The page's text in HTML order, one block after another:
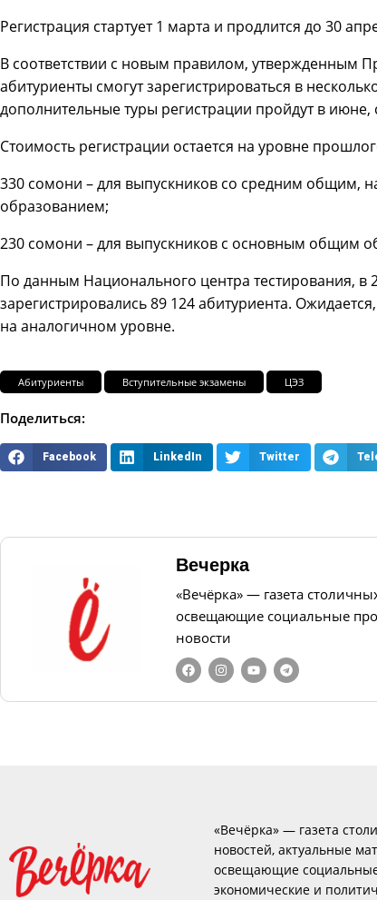
Регистрация стартует 1 марта и продлится до 30
В соответствии с новым правилом, утвержденным
абитуриенты смогут зарегистрироваться в
дополнительные туры регистрации пройдут в июне,
Стоимость регистрации остается на уровне
330 сомони – для выпускников со средним общим,
образованием;
230 сомони – для выпускников с основным общим
По данным Национального центра тестирования, в
зарегистрировались 89 124 абитуриента.
на аналогичном уровне.
Абитуриенты Вступительные экзамены ЦЭЗ
Поделиться:
Facebook LinkedIn Twitter
Вечерка
«Вечёрка» — газета
освещающие социальные
новости
«Вечёрка» — газета
новостей, актуальные
освещающие
экономические и